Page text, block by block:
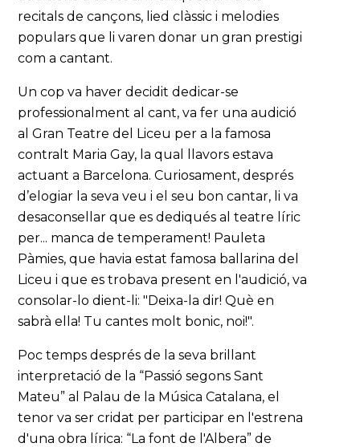
recitals de cançons, lied clàssic i melodies
populars que li varen donar un gran prestigi
com a cantant.
Un cop va haver decidit dedicar-se
professionalment al cant, va fer una audició
al Gran Teatre del Liceu per a la famosa
contralt Maria Gay, la qual llavors estava
actuant a Barcelona. Curiosament, després
d’elogiar la seva veu i el seu bon cantar, li va
desaconsellar que es dediqués al teatre líric
per... manca de temperament! Pauleta
Pàmies, que havia estat famosa ballarina del
Liceu i que es trobava present en l'audició, va
consolar-lo dient-li: "Deixa-la dir! Què en
sabrà ella! Tu cantes molt bonic, noi!".
Poc temps després de la seva brillant
interpretació de la “Passió segons Sant
Mateu” al Palau de la Música Catalana, el
tenor va ser cridat per participar en l'estrena
d'una obra lírica: “La font de l'Albera” de